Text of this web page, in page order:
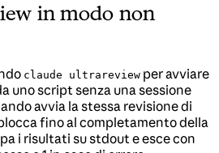
in modo non
claude ultrareview per avviare
uno script senza una sessione
avvia la stessa revisione di
fino al completamento della
i risultati su stdout e esce con